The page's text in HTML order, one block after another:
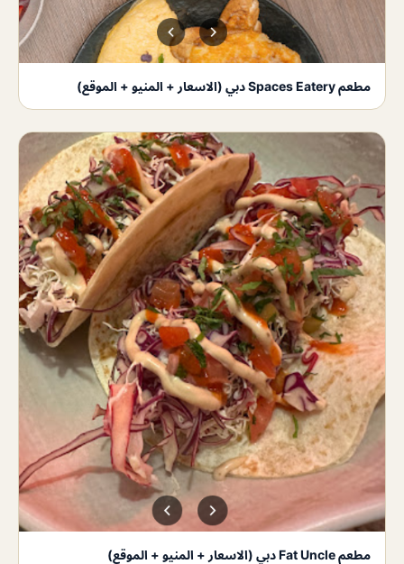
مطعم Spaces Eatery دبي (الاسعار + المنيو + الموقع)
مطعم Fat Uncle دبي (الاسعار + المنيو + الموقع)